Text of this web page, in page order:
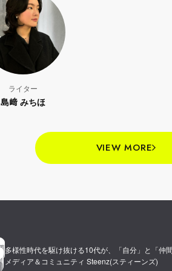
ライター
島﨑 みちほ
VIEW MORE
多様性時代を駆け抜ける10代が、
「自分」と「仲
メディア＆コミュニティ Steenz(スティーンズ)